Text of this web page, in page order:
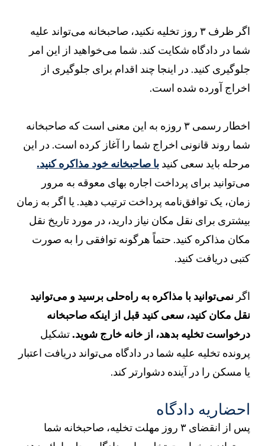
اگر ظرف ۳ روز تخلیه نکنید، صاحبخانه می‌تواند علیه
شما در دادگاه شکایت کند. شما می‌خواهید از این امر
جلوگیری کنید. در اینجا چند اقدام برای جلوگیری از
اخراج آورده شده است.
اخطار رسمی ۳ روزه به این معنی است که صاحبخانه
شما روند قانونی اخراج شما را آغاز کرده است. در این
مرحله باید سعی کنیدبا صاحبخانه خود مذاکره کنید.
می‌توانید برای پرداخت اجاره بهای معوقه به مرور
زمان، یک توافق‌نامه پرداخت ترتیب دهید. یا اگر به زمان
بیشتری برای نقل مکان نیاز دارید، در مورد تاریخ نقل
مکان مذاکره کنید. حتماً هرگونه توافقی را به صورت
کتبی دریافت کنید.
اگرنمی‌توانید با مذاکره به راه‌حلی برسید و می‌توانید
نقل مکان کنید، سعی کنید قبل از اینکه صاحبخانه
درخواست تخلیه بدهد، از خانه خارج شوید.تشکیل
پرونده تخلیه علیه شما در دادگاه می‌تواند دریافت اعتبار
یا مسکن را در آینده دشوارتر کند.
احضاریه دادگاه
پس از انقضای ۳ روز مهلت تخلیه، صاحبخانه شما